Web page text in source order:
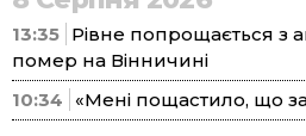
13:35 Рівне попрощається з
помер на Вінничині
10:34
«Мені пощастило, що